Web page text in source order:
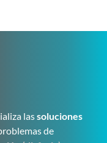
lassoluciones
de